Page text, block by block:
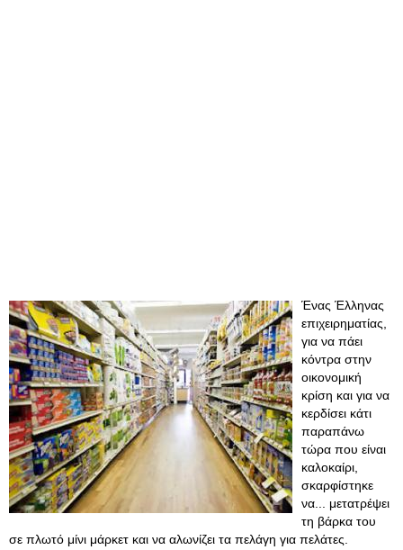
Ένας Έλληνας
επιχειρηματίας,
για να πάει
κόντρα στην
οικονομική
κρίση και για να
κερδίσει κάτι
παραπάνω
τώρα που είναι
καλοκαίρι,
σκαρφίστηκε
να... μετατρέψει
τη βάρκα του
σε πλωτό μίνι μάρκετ και να αλωνίζει τα πελάγη για πελάτες.